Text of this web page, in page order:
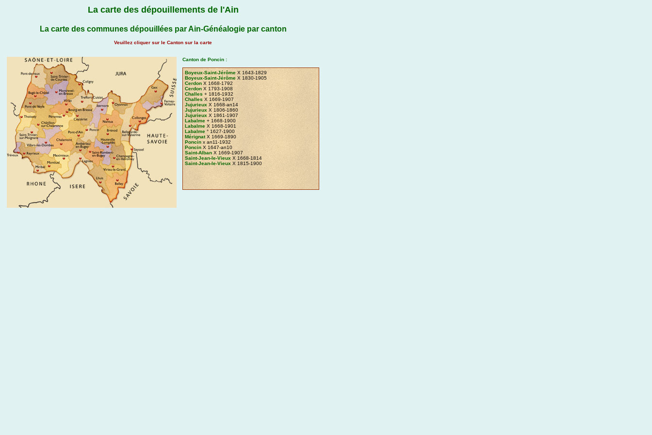
La carte des dépouillements de l'Ain
La carte des communes dépouillées par Ain-Généalogie par canton
Veuillez cliquer sur le Canton sur la carte
Canton de Poncin :
Boyeux-Saint-Jérôme X 1643-1829
Boyeux-Saint-Jérôme X 1830-1905
Cerdon X 1668-1792
Cerdon X 1793-1908
Challes + 1816-1932
Challes X 1669-1907
Jujurieux X 1668-an14
Jujurieux X 1806-1860
Jujurieux X 1861-1907
Labalme + 1668-1900
Labalme X 1668-1901
Labalme ° 1627-1900
MérignatX 1669-1890
Poncin x an11-1932
Poncin X 1647-an10
Saint-Alban X 1669-1907
Saint-Jean-le-Vieux X 1668-1814
Saint-Jean-le-Vieux X 1815-1900